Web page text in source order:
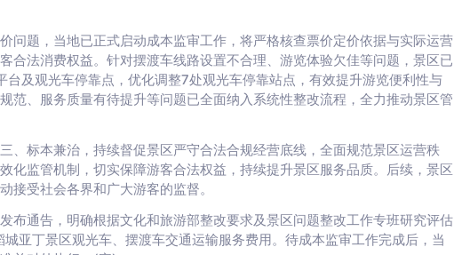
题，当地已正式启动成本监审工作，将严格核查票价定价依据与实际运营
合法消费权益。针对摆渡车线路设置不合理、游览体验欠佳等问题，景区已
及观光车停靠点，优化调整7处观光车停靠站点，有效提升游览便利性与
范、服务质量有待提升等问题已全面纳入系统性整改流程，全力推动景区管
标本兼治，持续督促景区严守合法合规经营底线，全面规范景区运营秩
化监管机制，切实保障游客合法权益，持续提升景区服务品质。后续，景区
接受社会各界和广大游客的监督。
通告，明确根据文化和旅游部整改要求及景区问题整改工作专班研究评估
亚丁景区观光车、摆渡车交通运输服务费用。待成本监审工作完成后，当